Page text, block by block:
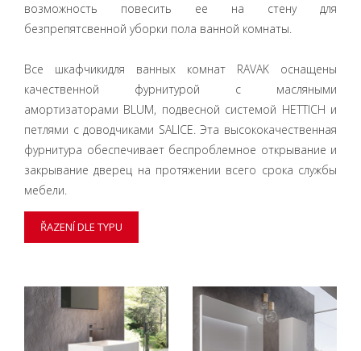
возможность повесить ее на стену для
безпрепятсвенной уборки пола ванной комнаты.
Все шкафчикидля ванных комнат RAVAK оснащены
качественной фурнитурой с масляными
амортизаторами BLUM, подвесной системой HETTICH и
петлями с доводчиками SALICE. Эта высококачественная
фурнитура обеспечивает беспроблемное открывание и
закрывание дверец на протяжении всего срока службы
мебели.
ŘAZENÍ DLE TYPU